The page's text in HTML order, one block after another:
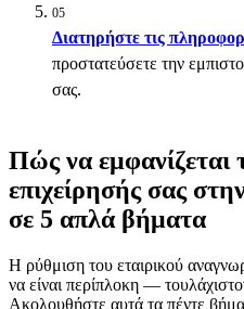
05
Διατηρήστε τις
προστατεύσετε την
σας.
Πώς να εμφανίζεται
επιχείρησής σας
σε 5 απλά βήματα
Η ρύθμιση του εταιρικού
να είναι περίπλοκη —
Ακολουθήστε αυτά τα πέντε